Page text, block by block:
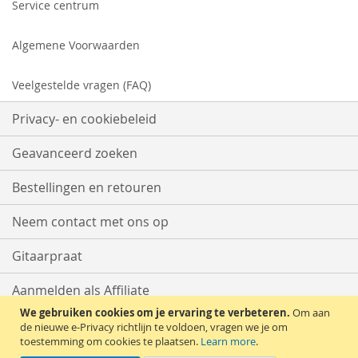
We gebruiken cookies om je ervaring te verbeteren. Om aan
de nieuwe e-Privacy richtlijn te voldoen, vragen we je om
toestemming om cookies te plaatsen. Learn more.
Service centrum
Algemene Voorwaarden
Veelgestelde vragen (FAQ)
Privacy- en cookiebeleid
Geavanceerd zoeken
Bestellingen en retouren
Neem contact met ons op
Gitaarpraat
Aanmelden als Affiliate
Start met Verkopen